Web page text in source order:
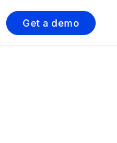
Get a demo